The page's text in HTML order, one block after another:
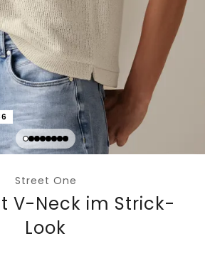
Street One
V-Neck im Strick-
Look